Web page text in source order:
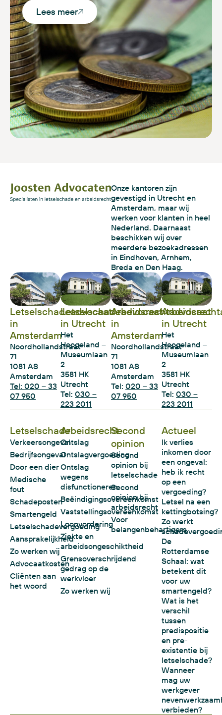
Lees meer
Onze kantoren zijn
gevestigd in Utrecht en
Amsterdam, maar wij
werken voor klanten in heel
Nederland. Daarnaast
beschikken wij over
meerdere bezoekadressen
in Eindhoven, Arnhem,
Breda en Den Haag.
Letselschadeadvocaat
in
Amsterdam
Noordhollandstraat
71
1081 AS
Amsterdam
Tel: 020 – 33
07 950
Letselschadeadvocaat
in Utrecht
Het
Hoogeland –
Museumlaan
2
3581 HK
Utrecht
Tel: 030 –
223 2011
Arbeidsrechtadvocaat
in
Amsterdam
Noordhollandstraat
71
1081 AS
Amsterdam
Tel: 020 – 33
07 950
in Utrecht
Het
Hoogeland –
Museumlaan
2
3581 HK
Utrecht
Tel: 030 –
223 2011
Letselschade
Verkeersongeval
Bedrijfsongeval
Door een dier
Medische
fout
Schadeposten
Smartengeld
Letselschadevergoeding
Aansprakelijkheid
Zo werken wij
Advocaatkosten
Cliënten aan
het woord
Arbeidsrecht
Ontslag
Ontslagvergoeding
Ontslag
wegens
disfunctioneren
Beëindigingsovereenkomst
Vaststellingsovereenkomst
Loonvordering
Ziekte en
arbeidsongeschiktheid
Grensoverschrijdend
gedrag op de
werkvloer
Zo werken wij
Second
opinion
Second
opinion bij
letselschade
Second
opinion bij
arbeidsrecht
Voor
belangenbehartigers
Actueel
Ik verlies
inkomen door
een ongeval:
heb ik recht
op een
vergoeding?
Letsel na een
kettingbotsing?
Zo werkt
De
Rotterdamse
Schaal: wat
betekent dit
voor uw
smartengeld?
Wat is het
verschil
tussen
predispositie
en pre-
existentie bij
letselschade?
Wanneer
mag uw
werkgever
verbieden?